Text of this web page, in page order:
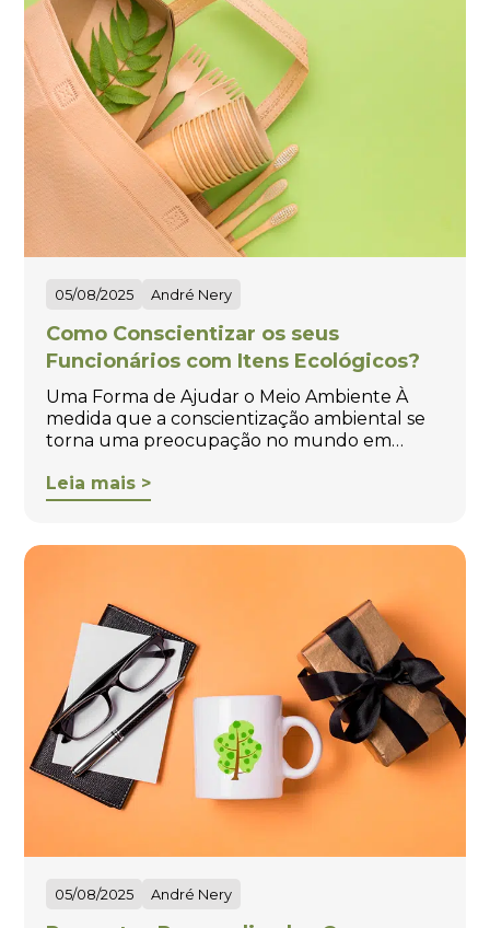
05/08/2025 André Nery
Como Conscientizar os seus
Funcionários com Itens Ecológicos?
Uma Forma de Ajudar o Meio Ambiente À
medida que a conscientização ambiental se
torna uma preocupação no mundo em…
Leia mais >
05/08/2025 André Nery